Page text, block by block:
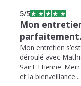
5/5
Mon
Mon entretien
déroulé avec
Saint-Etienne.
et la bienveillance...